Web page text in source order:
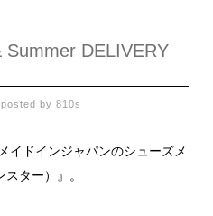
Summer DELIVERY
posted by810s
イドインジャパンのシューズメ
ター）』。